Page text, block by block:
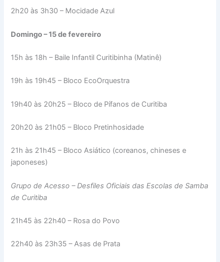
2h20 às 3h30 – Mocidade Azul
Domingo – 15 de fevereiro
15h às 18h – Baile Infantil Curitibinha (Matinê)
19h às 19h45 – Bloco EcoOrquestra
19h40 às 20h25 – Bloco de Pífanos de Curitiba
20h20 às 21h05 – Bloco Pretinhosidade
21h às 21h45 – Bloco Asiático (coreanos, chineses e
japoneses)
Grupo de Acesso – Desfiles Oficiais das Escolas de Samba
de Curitiba
21h45 às 22h40 – Rosa do Povo
22h40 às 23h35 – Asas de Prata